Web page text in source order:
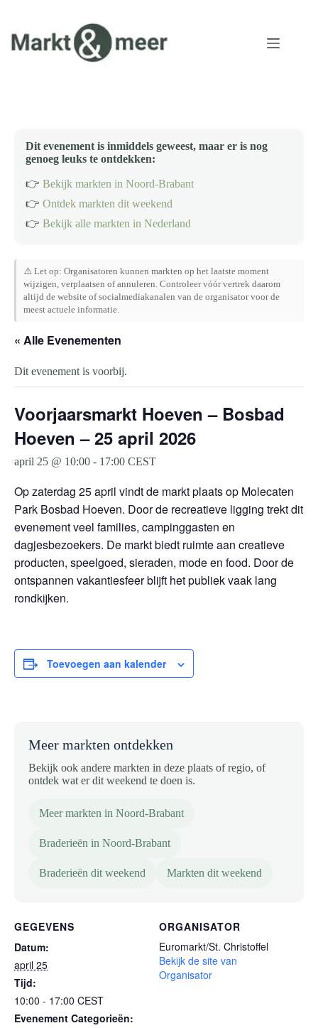
inhoud
Dit evenement is inmiddels geweest, maar er is nog
genoeg leuks te ontdekken:
👉 Bekijk markten in Noord-Brabant
👉 Ontdek markten dit weekend
👉 Bekijk alle markten in Nederland
⚠️ Let op: Organisatoren kunnen markten op het laatste moment
wijzigen, verplaatsen of annuleren. Controleer vóór vertrek daarom
altijd de website of socialmediakanalen van de organisator voor de
meest actuele informatie.
« Alle Evenementen
Dit evenement is voorbij.
Voorjaarsmarkt Hoeven – Bosbad
Hoeven – 25 april 2026
april 25 @ 10:00 - 17:00 CEST
Op zaterdag 25 april vindt de markt plaats op Molecaten
Park Bosbad Hoeven. Door de recreatieve ligging trekt dit
evenement veel families, campinggasten en
dagjesbezoekers. De markt biedt ruimte aan creatieve
producten, speelgoed, sieraden, mode en food. Door de
ontspannen vakantiesfeer blijft het publiek vaak lang
rondkijken.
Toevoegen aan kalender
Meer markten ontdekken
Bekijk ook andere markten in deze plaats of regio, of
ontdek wat er dit weekend te doen is.
Meer markten in Noord-Brabant
Braderieën in Noord-Brabant
Braderieën dit weekend Markten dit weekend
GEGEVENS
Datum:
april 25
Tijd:
10:00 - 17:00 CEST
Evenement Categorieën:
ORGANISATOR
Euromarkt/St. Christoffel
Bekijk de site van
Organisator